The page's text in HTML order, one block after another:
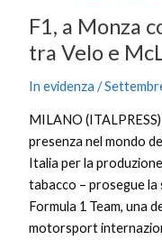
F1, a Monza
tra Velo e
In evidenza /
MILANO
presenza nel mondo
Italia per la
tabacco – prosegue la
Formula 1 Team, una
motorsport